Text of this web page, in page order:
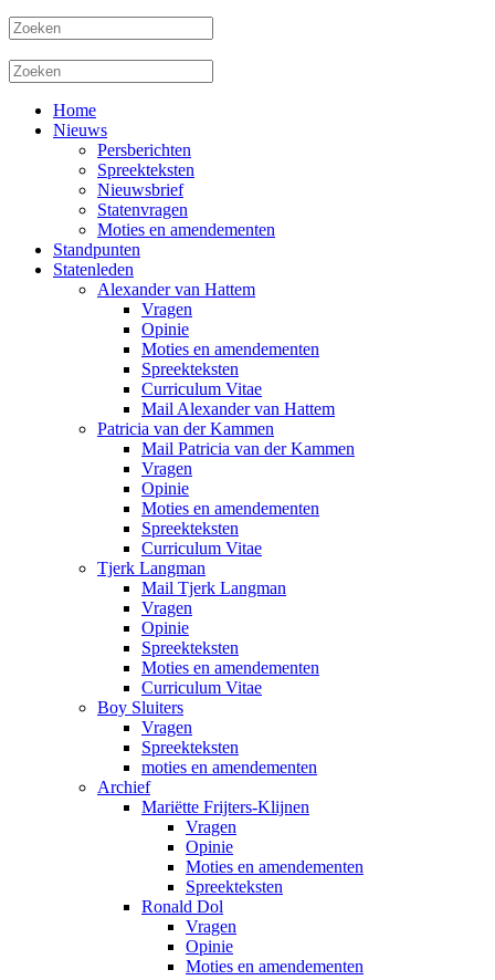
Home
Nieuws
Persberichten
Spreekteksten
Nieuwsbrief
Statenvragen
Moties en amendementen
Standpunten
Statenleden
Alexander van Hattem
Vragen
Opinie
Moties en amendementen
Spreekteksten
Curriculum Vitae
Mail Alexander van Hattem
Patricia van der Kammen
Mail Patricia van der Kammen
Vragen
Opinie
Moties en amendementen
Spreekteksten
Curriculum Vitae
Tjerk Langman
Mail Tjerk Langman
Vragen
Opinie
Spreekteksten
Moties en amendementen
Curriculum Vitae
Boy Sluiters
Vragen
Spreekteksten
moties en amendementen
Archief
Mariëtte Frijters-Klijnen
Vragen
Opinie
Moties en amendementen
Spreekteksten
Ronald Dol
Vragen
Opinie
Moties en amendementen